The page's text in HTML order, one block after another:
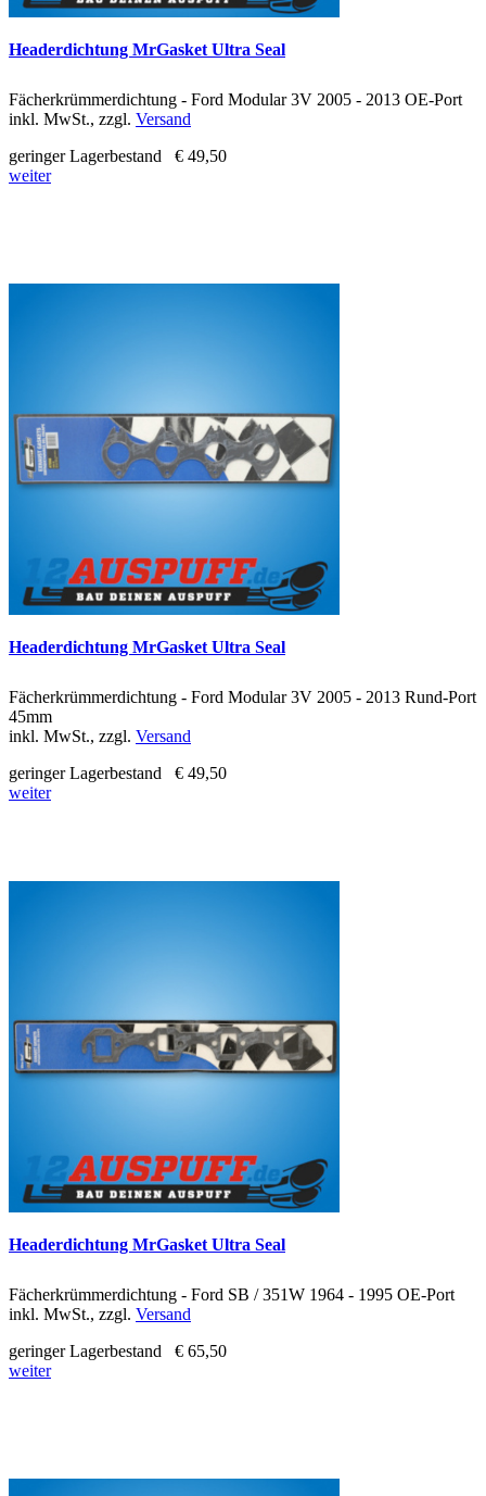
Headerdichtung MrGasket Ultra Seal
Fächerkrümmerdichtung - Ford Modular 3V 2005 - 2013 OE-Port
inkl. MwSt., zzgl. Versand
geringer Lagerbestand
€ 49,50
weiter
Headerdichtung MrGasket Ultra Seal
Fächerkrümmerdichtung - Ford Modular 3V 2005 - 2013 Rund-Port
45mm
inkl. MwSt., zzgl. Versand
geringer Lagerbestand
€ 49,50
weiter
Headerdichtung MrGasket Ultra Seal
Fächerkrümmerdichtung - Ford SB / 351W 1964 - 1995 OE-Port
inkl. MwSt., zzgl. Versand
geringer Lagerbestand
€ 65,50
weiter